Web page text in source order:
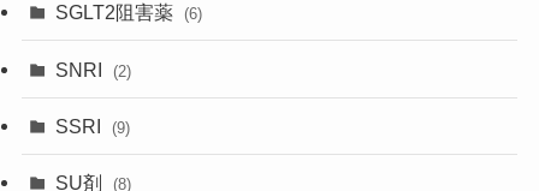
SGLT2阻害薬 (6)
SNRI (2)
SSRI (9)
SU剤 (8)